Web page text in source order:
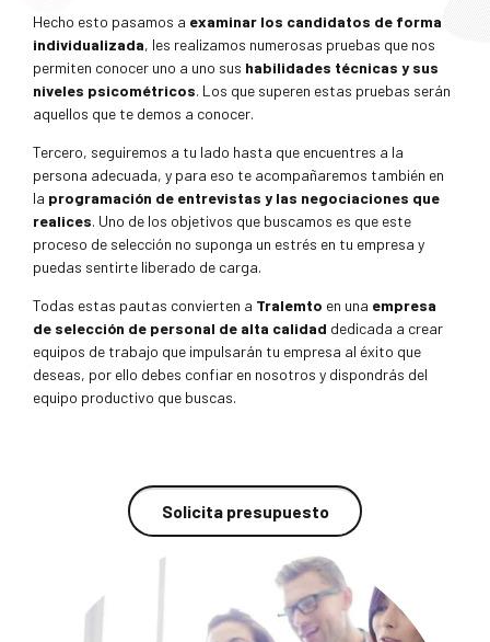
Hecho esto pasamos a examinar los candidatos de forma
individualizada, les realizamos numerosas pruebas que nos
permiten conocer uno a uno sus habilidades técnicas y sus
niveles psicométricos. Los que superen estas pruebas serán
aquellos que te demos a conocer.
Tercero, seguiremos a tu lado hasta que encuentres a la
persona adecuada, y para eso te acompañaremos también en
la programación de entrevistas y las negociaciones que
realices. Uno de los objetivos que buscamos es que este
proceso de selección no suponga un estrés en tu empresa y
puedas sentirte liberado de carga.
Todas estas pautas convierten a Tralemto en una empresa
de selección de personal de alta calidad dedicada a crear
equipos de trabajo que impulsarán tu empresa al éxito que
deseas, por ello debes confiar en nosotros y dispondrás del
equipo productivo que buscas.
Solicita presupuesto